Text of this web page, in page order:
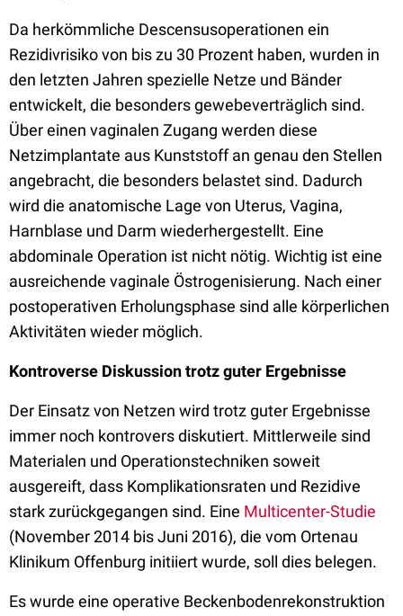
Da herkömmliche Descensusoperationen ein
Rezidivrisiko von bis zu 30 Prozent haben, wurden in
den letzten Jahren spezielle Netze und Bänder
entwickelt, die besonders gewebeverträglich sind.
Über einen vaginalen Zugang werden diese
Netzimplantate aus Kunststoff an genau den Stellen
angebracht, die besonders belastet sind. Dadurch
wird die anatomische Lage von Uterus, Vagina,
Harnblase und Darm wiederhergestellt. Eine
abdominale Operation ist nicht nötig. Wichtig ist eine
ausreichende vaginale Östrogenisierung. Nach einer
postoperativen Erholungsphase sind alle körperlichen
Aktivitäten wieder möglich.
Kontroverse Diskussion trotz guter Ergebnisse
Der Einsatz von Netzen wird trotz guter Ergebnisse
immer noch kontrovers diskutiert. Mittlerweile sind
Materialen und Operationstechniken soweit
ausgereift, dass Komplikationsraten und Rezidive
stark zurückgegangen sind. Eine Multicenter-Studie
(November 2014 bis Juni 2016), die vom Ortenau
Klinikum Offenburg initiiert wurde, soll dies belegen.
Es wurde eine operative Beckenbodenrekonstruktion